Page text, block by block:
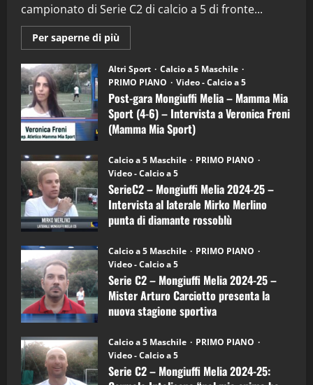
campionato di Serie C2 di calcio a 5 di fronte...
Per saperne di più
informazioni
Post-
gara
Mongiuffi
Melia
–
Mamma
Mia
Sport
6)
–
Intervista
a
mister
Arturo
Carciotto
(Mongiuffi
Altri Sport
Calcio a 5 Maschile
PRIMO PIANO
Video - Calcio a 5
Post-gara Mongiuffi Melia – Mamma Mia
Sport (4-6) – Intervista a Veronica Freni
(Mamma Mia Sport)
Calcio a 5 Maschile
PRIMO PIANO
Video - Calcio a 5
SerieC2 – Mongiuffi Melia 2024-25 –
Intervista al laterale Mirko Merlino
punta di diamante rossoblù
Calcio a 5 Maschile
PRIMO PIANO
Video - Calcio a 5
Serie C2 – Mongiuffi Melia 2024-25 –
Mister Arturo Carciotto presenta la
nuova stagione sportiva
Calcio a 5 Maschile
PRIMO PIANO
Video - Calcio a 5
Serie C2 – Mongiuffi Melia 2024-25:
2 28/04/2026
3
"SportEmpire" in Podcast
“SportEmpire” in Podcast: 28^ Puntata
(Martedi 21 Aprile 2026)
21/04/2026
4
“SportEmpire” in Podcast: 27^ Puntata
(Martedi 14 Aprile 2026)
15/04/2026
5
“SportEmpire” in Podcast: 26^ Puntata
(Martedi 07 Aprile 2026)
08/04/2026
1
“SportEmpire” in Podcast: 30^ Puntata
(Martedi 05 Maggio 2026)
08/05/2026